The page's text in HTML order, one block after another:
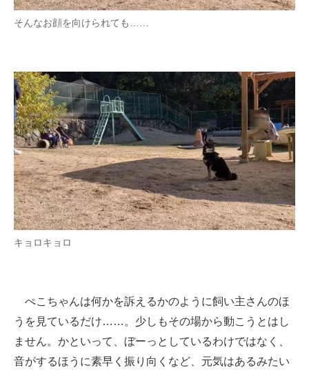
そんなお顔を向けられても……
キョロキョロ
ぺこちゃんは何かを訴えるかのように飼い主さんのほ
うを見ているだけ……。少しもその場から動こうとはし
ません。かといって、ぼーっとしているわけではなく、
音がするほうに素早く振り向くなど、元気はあるみたい